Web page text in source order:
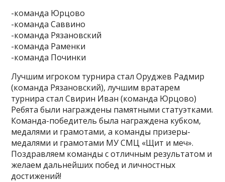
-команда Юрцово
-команда Саввино
-команда Рязановский
-команда Раменки
-команда Починки
Лучшим игроком турнира стал Оруджев Радмир
(команда Рязановский), лучшим вратарем
турнира стал Свирин Иван (команда Юрцово)
Ребята были награждены памятными статуэтками.
Команда-победитель была награждена кубком,
медалями и грамотами, а команды призеры-
медалями и грамотами МУ СМЦ «Щит и меч».
Поздравляем команды с отличным результатом и
желаем дальнейших побед и личностных
достижений!